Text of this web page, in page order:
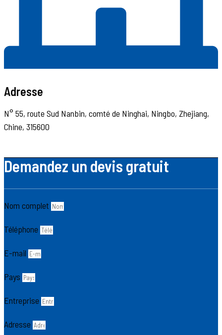
Adresse
N° 55, route Sud Nanbin, comté de Ninghai, Ningbo, Zhejiang,
Chine, 315600
Demandez un devis gratuit
Nom complet
Téléphone
E-mail
Pays
Entreprise
Adresse